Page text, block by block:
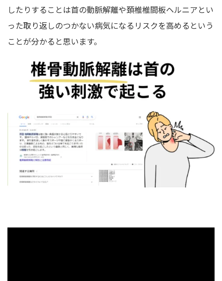
したりすることは首の動脈解離や頚椎椎間板ヘルニアとい
った取り返しのつかない病気になるリスクを高めるという
ことが分かると思います。